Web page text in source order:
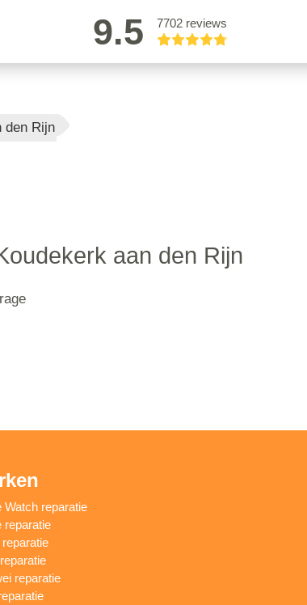
9.5 7702 reviews
den Rijn
aan den Rijn
Watch reparatie
reparatie
reparatie